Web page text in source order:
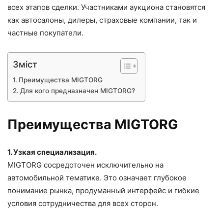
всех этапов сделки. Участниками аукциона становятся
как автосалоны, дилеры, страховые компании, так и
частные покупатели.
Зміст
Преимущества MIGTORG
Для кого предназначен MIGTORG?
Преимущества MIGTORG
1. Узкая специализация.
MIGTORG сосредоточен исключительно на
автомобильной тематике. Это означает глубокое
понимание рынка, продуманный интерфейс и гибкие
условия сотрудничества для всех сторон.